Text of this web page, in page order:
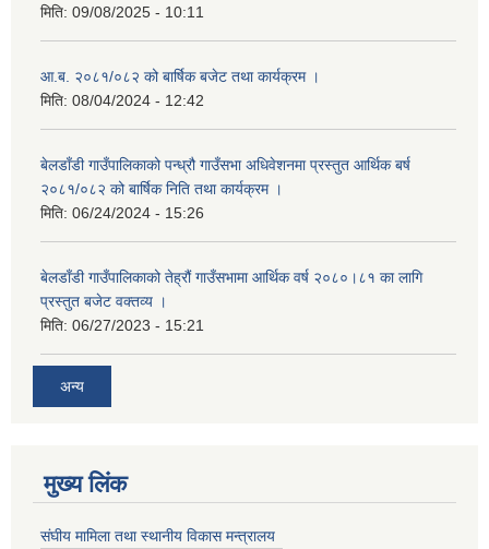
मिति: 09/08/2025 - 10:11
आ.ब. २०८१/०८२ को बार्षिक बजेट तथा कार्यक्रम ।
मिति: 08/04/2024 - 12:42
बेलडाँडी गाउँपालिकाको पन्ध्रौ गाउँसभा अधिवेशनमा प्रस्तुत आर्थिक बर्ष
२०८१/०८२ को बार्षिक निति तथा कार्यक्रम ।
मिति: 06/24/2024 - 15:26
बेलडाँडी गाउँपालिकाको तेह्रौं गाउँसभामा आर्थिक वर्ष २०८०।८१ का लागि
प्रस्तुत बजेट वक्तव्य ।
मिति: 06/27/2023 - 15:21
अन्य
मुख्य लिंक
संघीय मामिला तथा स्थानीय विकास मन्त्रालय